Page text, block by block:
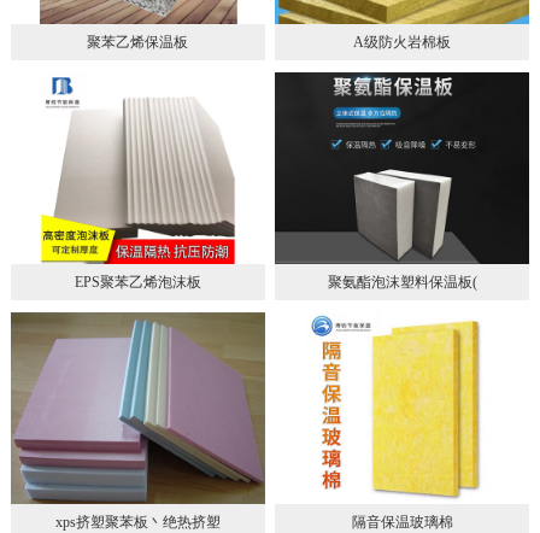
聚苯乙烯保温板 A级防火岩棉板
EPS聚苯乙烯泡沫板 聚氨酯泡沫塑料保温板(
xps挤塑聚苯板丶绝热挤塑 隔音保温玻璃棉